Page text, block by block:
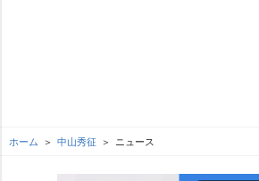
ホーム 中山秀征 ニュース